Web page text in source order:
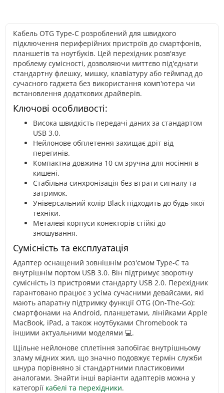
Кабель OTG Type-C розроблений для швидкого
підключення периферійних пристроїв до смартфонів,
планшетів та ноутбуків. Цей перехідник розв'язує
проблему сумісності, дозволяючи миттєво під'єднати
стандартну флешку, мишку, клавіатуру або геймпад до
сучасного гаджета без використання комп'ютера чи
встановлення додаткових драйверів.
Ключові особливості:
Висока швидкість передачі даних за стандартом
USB 3.0.
Нейлонове обплетення захищає дріт від
перегинів.
Компактна довжина 10 см зручна для носіння в
кишені.
Стабільна синхронізація без втрати сигналу та
затримок.
Універсальний колір Black підходить до будь-якої
техніки.
Металеві корпуси конекторів стійкі до
зношування.
Сумісність та експлуатація
Адаптер оснащений зовнішнім роз'ємом Type-C та
внутрішнім портом USB 3.0. Він підтримує зворотну
сумісність із пристроями стандарту USB 2.0. Перехідник
гарантовано працює з усіма сучасними девайсами, які
мають апаратну підтримку функції OTG (On-The-Go):
смартфонами на Android, планшетами, лінійками Apple
MacBook, iPad, а також ноутбуками Chromebook та
іншими актуальними моделями 💻.
Щільне нейлонове сплетіння запобігає внутрішньому
зламу мідних жил, що значно подовжує термін служби
шнура порівняно зі стандартними пластиковими
аналогами. Знайти інші варіанти адаптерів можна у
категорії кабелі та перехідники.